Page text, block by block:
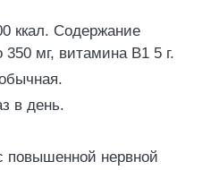
ккал. Содержание
мг, витамина В1 5 г.
в день.
повышенной нервной